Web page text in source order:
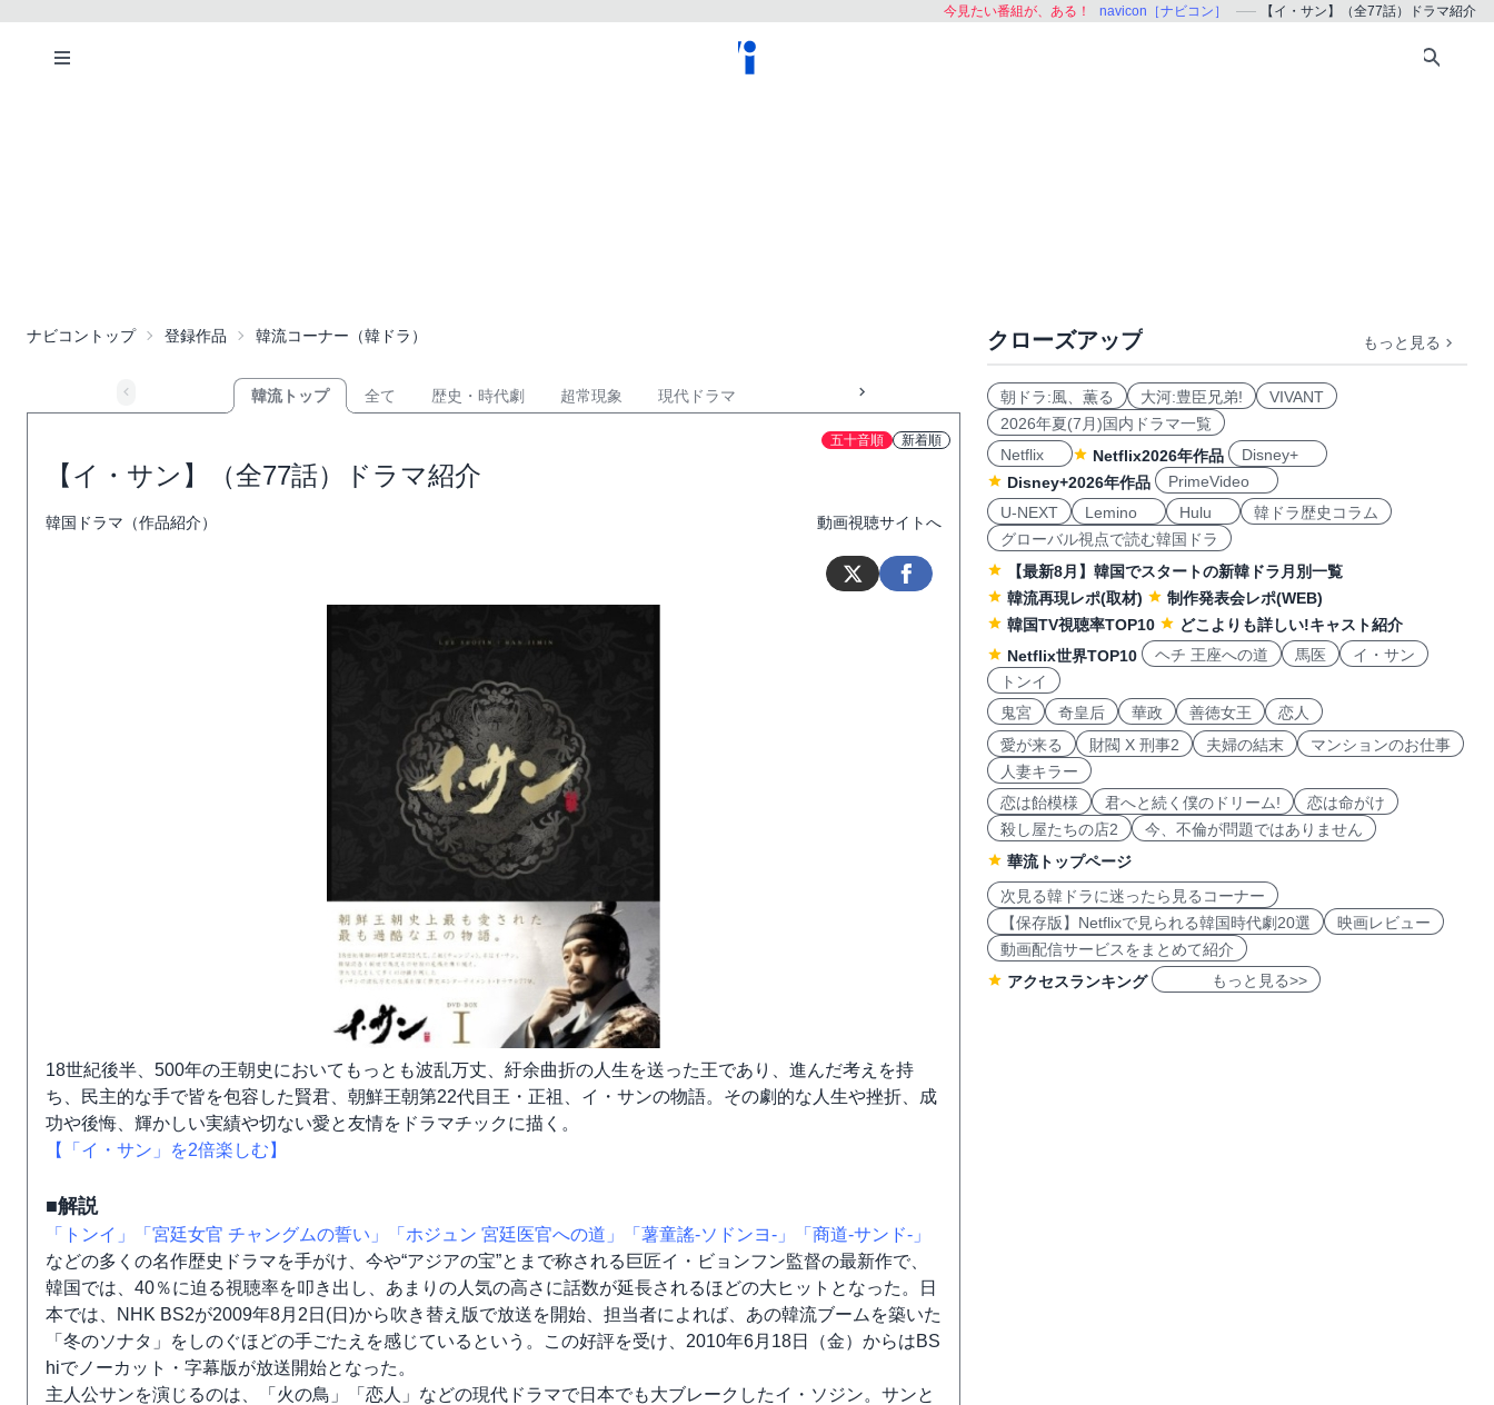
今見たい番組が、ある！ navicon［ナビコン］ 【イ・サン】（全77話）ドラマ紹介
ナビコントップ 登録作品 韓流コーナー（韓ドラ）
韓流トップ 全て 歴史・時代劇 超常現象 現代ドラマ
五十音順 新着順
【イ・サン】（全77話）ドラマ紹介
韓国ドラマ（作品紹介） 動画視聴サイトへ
18世紀後半、500年の王朝史においてもっとも波乱万丈、紆余曲折の人生を送った王であり、進んだ考えを持
ち、民主的な手で皆を包容した賢君、朝鮮王朝第22代目王・正祖、イ・サンの物語。その劇的な人生や挫折、成
功や後悔、輝かしい実績や切ない愛と友情をドラマチックに描く。
【「イ・サン」を2倍楽しむ】
■解説
「トンイ」 「宮廷女官 チャングムの誓い」 「ホジュン 宮廷医官への道」 「薯童謠-ソドンヨ-」
「商道-サンド-」
などの多くの名作歴史ドラマを手がけ、今や“アジアの宝”とまで称される巨匠イ・ビョンフン監督の最新作で、
韓国では、40％に迫る視聴率を叩き出し、あまりの人気の高さに話数が延長されるほどの大ヒットとなった。日
本では、NHK BS2が2009年8月2日(日)から吹き替え版で放送を開始、担当者によれば、あの韓流ブームを築いた
「冬のソナタ」をしのぐほどの手ごたえを感じているという。この好評を受け、2010年6月18日（金）からはBS
hiでノーカット・字幕版が放送開始となった。
主人公サンを演じるのは、「火の鳥」「恋人」などの現代ドラマで日本でも大ブレークしたイ・ソジン。サンと
クローズアップ もっと見る
朝ドラ:風、薫る 大河:豊臣兄弟!
VIVANT
2026年夏(7月)国内ドラマ一覧
Netflix
Netflix2026年作品
Disney+
Disney+2026年作品
PrimeVideo
U-NEXT
Lemino Hulu
韓ドラ歴史コラム
グローバル視点で読む韓国ドラ
【最新8月】韓国でスタートの新韓ドラ月別一覧
韓流再現レポ(取材)
制作発表会レポ(WEB)
韓国TV視聴率TOP10
どこよりも詳しい!キャスト紹介
Netflix世界TOP10
ヘチ 王座への道 馬医
イ・サン
トンイ
鬼宮
奇皇后 華政 善徳女王
恋人
愛が来る
財閥 X 刑事2 夫婦の結末
マンションのお仕事
人妻キラー
恋は飴模様
君へと続く僕のドリーム!
恋は命がけ
殺し屋たちの店2
今、不倫が問題ではありません
華流トップページ
次見る韓ドラに迷ったら見るコーナー
【保存版】Netflixで見られる韓国時代劇20選
映画レビュー
動画配信サービスをまとめて紹介
アクセスランキング
もっと見る>>